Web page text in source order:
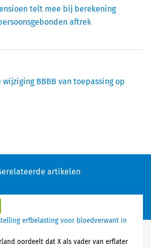
telt mee bij berekening
aftrek
BBBB van toepassing op
artikelen
erfbelasting voor bloedverwant in
oordeelt dat X als vader van erflater